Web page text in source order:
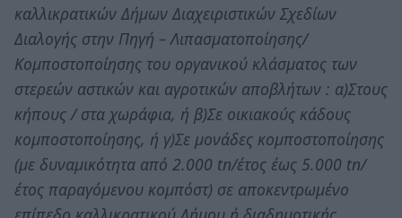
καλλικρατικών Δήμων Διαχειριστικών Σχεδίων
Διαλογής στην Πηγή – Λιπασματοποίησης/
Κομποστοποίησης του οργανικού κλάσματος των
στερεών αστικών και αγροτικών αποβλήτων : α)Στους
κήπους / στα χωράφια, ή β)Σε οικιακούς κάδους
κομποστοποίησης, ή γ)Σε μονάδες κομποστοποίησης
(με δυναμικότητα από 2.000 tn/έτος έως 5.000 tn/
έτος παραγόμενου κομπόστ) σε αποκεντρωμένο